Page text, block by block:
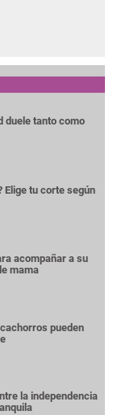
duele tanto como
Elige tu corte según
acompañar a su
mama
pueden
la independencia